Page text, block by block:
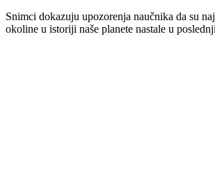
Snimci dokazuju upozorenja naučnika da su
okoline u istoriji naše planete nastale u